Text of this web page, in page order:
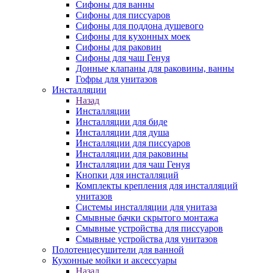
Сифоны для ванны
Сифоны для писсуаров
Сифоны для поддона душевого
Сифоны для кухонных моек
Сифоны для раковин
Сифоны для чаш Генуя
Донные клапаны для раковины, ванны
Гофры для унитазов
Инсталляции
Назад
Инсталляции
Инсталляции для биде
Инсталляции для душа
Инсталляции для писсуаров
Инсталляции для раковины
Инсталляции для чаш Генуя
Кнопки для инсталляций
Комплекты крепления для инсталляций
унитазов
Системы инсталляции для унитаза
Смывные бачки скрытого монтажа
Смывные устройства для писсуаров
Смывные устройства для унитазов
Полотенцесушители для ванной
Кухонные мойки и аксессуары
Назад